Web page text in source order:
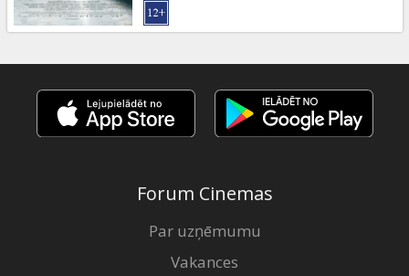
Forum Cinemas
Par uzņēmumu
Vakances